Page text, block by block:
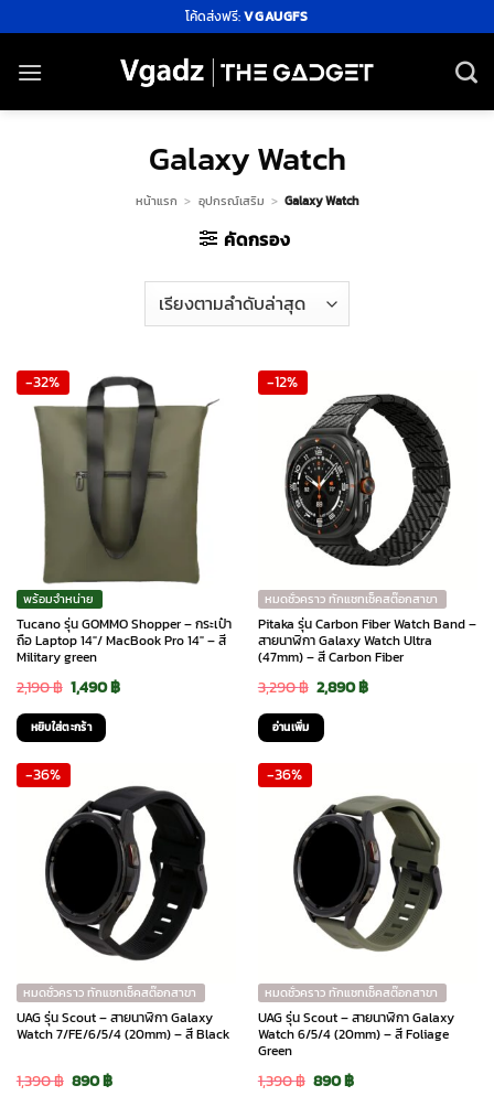
ไป
ยัง
โค้ดส่งฟรี:VGAUGFS
Galaxy Watch
หน้าแรก > อุปกรณ์เสริม > Galaxy Watch
คัดกรอง
-32%
พร้อมจำหน่าย
Tucano รุ่น GOMMO Shopper – กระเป๋า
ถือ Laptop 14″/ MacBook Pro 14″ – สี
Military green
2,190฿ Original
price
was:
2,190 ฿.
1,490฿Current
หยิบใส่ตะกร้า
-12%
หมดชั่วคราว ทักแชทเช็คสต๊อกสาขา
Pitaka รุ่น Carbon Fiber Watch Band –
สายนาฬิกา Galaxy Watch Ultra
(47mm) – สี Carbon Fiber
3,290฿ Original
price
was:
2,890฿Current
อ่านเพิ่ม
-36%
หมดชั่วคราว ทักแชทเช็คสต๊อกสาขา
UAG รุ่น Scout – สายนาฬิกา Galaxy
Watch 7/FE/6/5/4 (20mm) – สี Black
1,390฿ Original
890฿Current
-36%
หมดชั่วคราว ทักแชทเช็คสต๊อกสาขา
UAG รุ่น Scout – สายนาฬิกา Galaxy
Watch 6/5/4 (20mm) – สี Foliage
Green
1,390฿ Original
890฿Current